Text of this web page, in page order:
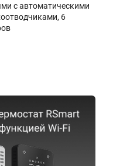
с автоматическими
6